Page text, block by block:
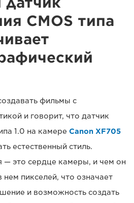
CMOS типа
фильмы с
и говорит, что датчик
1.0 на камере Canon XF705
естественный стиль.
— это сердце камеры, и чем он
пикселей, что означает
и возможность создать